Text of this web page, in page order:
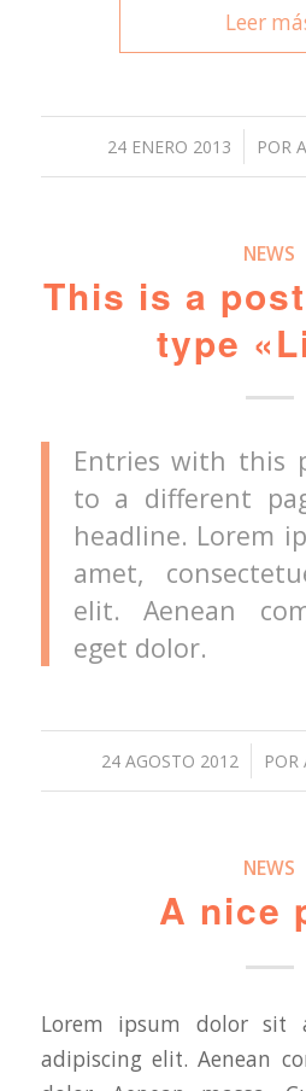
Leer
24 ENERO 2013
/ POR
NEWS
This is a
type
Entries with this
to a different
headline. Lorem
amet,
elit. Aenean
eget dolor.
24 AGOSTO 2012
/ POR
NEWS
A nice
Lorem ipsum dolor sit
adipiscing elit. Aenean